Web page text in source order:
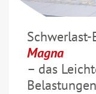
Magna
– das
Belastungen